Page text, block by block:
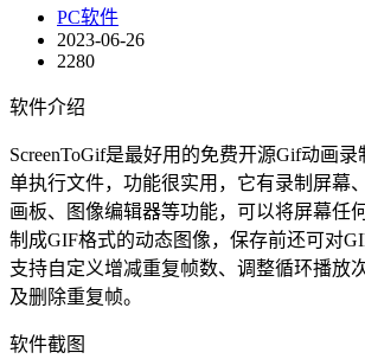
PC软件
2023-06-26
2280
软件介绍
ScreenToGif是最好用的免费开源Gif动画
单执行文件，功能很实用，它有录制屏幕
画板、图像编辑器等功能，可以将屏幕任
制成GIF格式的动态图像，保存前还可对
支持自定义增减重复帧数、调整循环播放
及删除重复帧。
软件截图